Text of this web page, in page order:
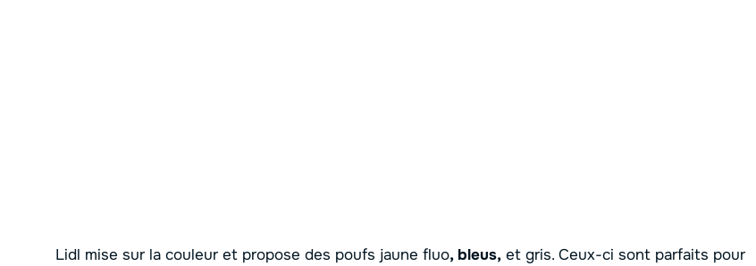
Lidl mise sur la couleur et propose des poufs jaune fluo, bleus, et gris. Ceux-ci sont parfaits pour